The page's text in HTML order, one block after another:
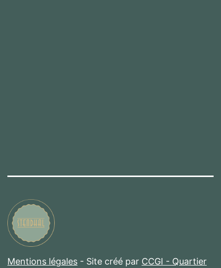
Mentions légales - Site créé par CCGI - Quartier